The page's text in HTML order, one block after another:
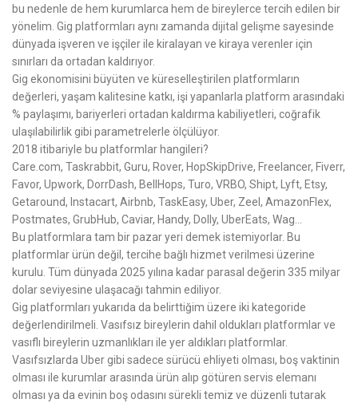
bu nedenle de hem kurumlarca hem de bireylerce tercih edilen bir
yönelim. Gig platformları aynı zamanda dijital gelişme sayesinde
dünyada işveren ve işçiler ile kiralayan ve kiraya verenler için
sınırları da ortadan kaldırıyor.
Gig ekonomisini büyüten ve küreselleştirilen platformların
değerleri, yaşam kalitesine katkı, işi yapanlarla platform arasındaki
% paylaşımı, bariyerleri ortadan kaldırma kabiliyetleri, coğrafik
ulaşılabilirlik gibi parametrelerle ölçülüyor.
2018 itibariyle bu platformlar hangileri?
Care.com, Taskrabbit, Guru, Rover, HopSkipDrive, Freelancer, Fiverr,
Favor, Upwork, DorrDash, BellHops, Turo, VRBO, Shipt, Lyft, Etsy,
Getaround, Instacart, Airbnb, TaskEasy, Uber, Zeel, AmazonFlex,
Postmates, GrubHub, Caviar, Handy, Dolly, UberEats, Wag…
Bu platformlara tam bir pazar yeri demek istemiyorlar. Bu
platformlar ürün değil, tercihe bağlı hizmet verilmesi üzerine
kurulu. Tüm dünyada 2025 yılına kadar parasal değerin 335 milyar
dolar seviyesine ulaşacağı tahmin ediliyor.
Gig platformları yukarıda da belirttiğim üzere iki kategoride
değerlendirilmeli. Vasıfsız bireylerin dahil oldukları platformlar ve
vasıflı bireylerin uzmanlıkları ile yer aldıkları platformlar.
Vasıfsızlarda Uber gibi sadece sürücü ehliyeti olması, boş vaktinin
olması ile kurumlar arasında ürün alıp götüren servis elemanı
olması ya da evinin boş odasını sürekli temiz ve düzenli tutarak